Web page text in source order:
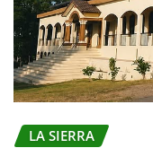
LA SIERRA